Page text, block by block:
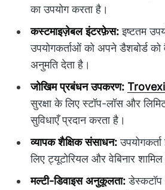
का उपयोग करता है।
कस्टमाइज़ेबल इंटरफ़ेस:इष्टतम
उपयोगकर्ताओं को अपने डैशबोर्ड
अनुमति देता है।
जोखिम प्रबंधन उपकरण:
सुरक्षा के लिए स्टॉप-लॉस और
सुविधाएँ प्रदान करता है।
व्यापक शैक्षिक संसाधन:
लिए ट्यूटोरियल और वेबिनार
मल्टी-डिवाइस अनुकूलता:डेस्कटॉप